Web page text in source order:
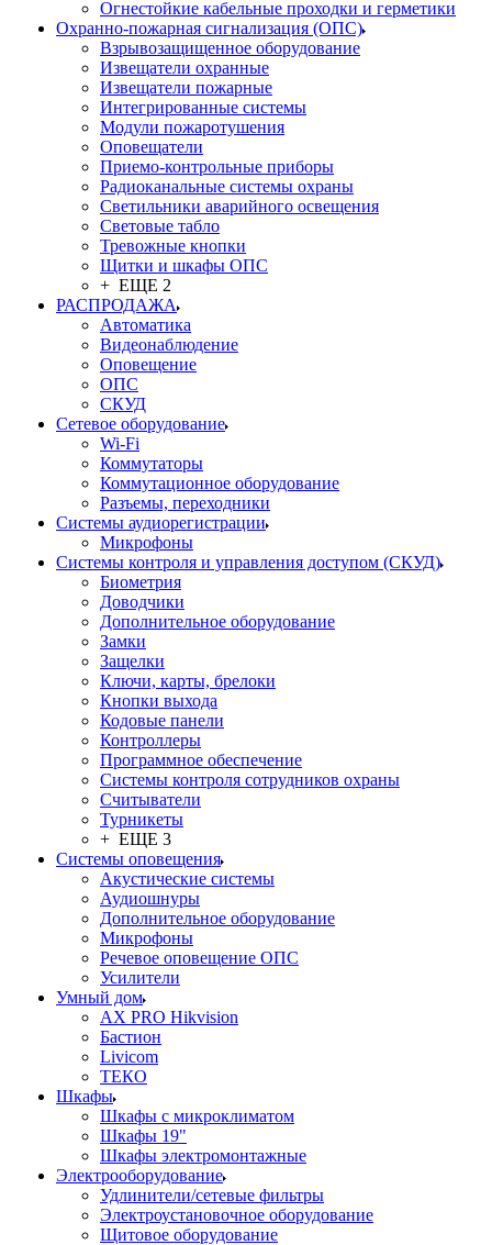
Огнестойкие кабельные проходки и герметики
Охранно-пожарная сигнализация (ОПС)
Взрывозащищенное оборудование
Извещатели охранные
Извещатели пожарные
Интегрированные системы
Модули пожаротушения
Оповещатели
Приемо-контрольные приборы
Радиоканальные системы охраны
Светильники аварийного освещения
Световые табло
Тревожные кнопки
Щитки и шкафы ОПС
+ ЕЩЕ 2
РАСПРОДАЖА
Автоматика
Видеонаблюдение
Оповещение
ОПС
СКУД
Сетевое оборудование
Wi-Fi
Коммутаторы
Коммутационное оборудование
Разъемы, переходники
Системы аудиорегистрации
Микрофоны
Системы контроля и управления доступом (СКУД)
Биометрия
Доводчики
Дополнительное оборудование
Замки
Защелки
Ключи, карты, брелоки
Кнопки выхода
Кодовые панели
Контроллеры
Программное обеспечение
Системы контроля сотрудников охраны
Считыватели
Турникеты
+ ЕЩЕ 3
Системы оповещения
Акустические системы
Аудиошнуры
Дополнительное оборудование
Микрофоны
Речевое оповещение ОПС
Усилители
Умный дом
AX PRO Hikvision
Бастион
Livicom
ТЕКО
Шкафы
Шкафы с микроклиматом
Шкафы 19"
Шкафы электромонтажные
Электрооборудование
Удлинители/сетевые фильтры
Электроустановочное оборудование
Щитовое оборудование